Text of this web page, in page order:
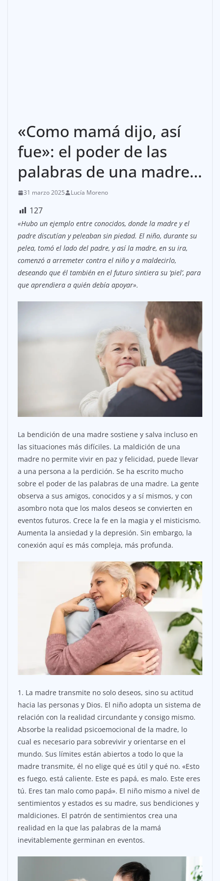
«Como mamá dijo, así
fue»: el poder de las
palabras de una madre…
31 marzo 2025 Lucía Moreno
127
«Hubo un ejemplo entre conocidos, donde la madre y el
padre discutían y peleaban sin piedad. El niño, durante su
pelea, tomó el lado del padre, y así la madre, en su ira,
comenzó a arremeter contra el niño y a maldecirlo,
deseando que él también en el futuro sintiera su ‘piel’, para
que aprendiera a quién debía apoyar».
La bendición de una madre sostiene y salva incluso en
las situaciones más difíciles. La maldición de una
madre no permite vivir en paz y felicidad, puede llevar
a una persona a la perdición. Se ha escrito mucho
sobre el poder de las palabras de una madre. La gente
observa a sus amigos, conocidos y a sí mismos, y con
asombro nota que los malos deseos se convierten en
eventos futuros. Crece la fe en la magia y el misticismo.
Aumenta la ansiedad y la depresión. Sin embargo, la
conexión aquí es más compleja, más profunda.
1. La madre transmite no solo deseos, sino su actitud
hacia las personas y Dios. El niño adopta un sistema de
relación con la realidad circundante y consigo mismo.
Absorbe la realidad psicoemocional de la madre, lo
cual es necesario para sobrevivir y orientarse en el
mundo. Sus límites están abiertos a todo lo que la
madre transmite, él no elige qué es útil y qué no. «Esto
es fuego, está caliente. Este es papá, es malo. Este eres
tú. Eres tan malo como papá». El niño mismo a nivel de
sentimientos y estados es su madre, sus bendiciones y
maldiciones. El patrón de sentimientos crea una
realidad en la que las palabras de la mamá
inevitablemente germinan en eventos.